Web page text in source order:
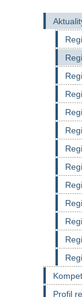
Profil